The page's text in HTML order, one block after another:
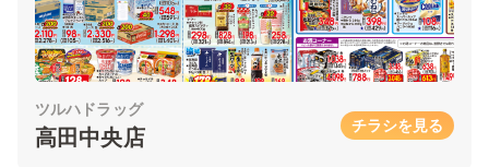
ツルハドラッグ
高田中央店 チラシを見る